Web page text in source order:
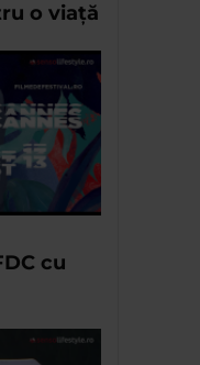
o viață
cu